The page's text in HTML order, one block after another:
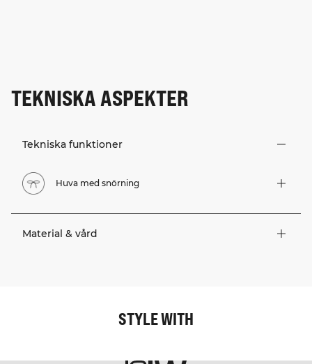
TEKNISKA ASPEKTER
Tekniska funktioner
Huva med snörning
Material & vård
STYLE WITH